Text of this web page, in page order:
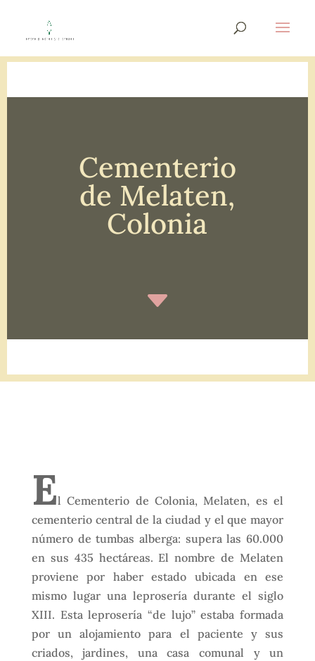
Cementerio
de Melaten,
Colonia
C
El Cementerio de Colonia, Melaten, es el
cementerio central de la ciudad y el que mayor
número de tumbas alberga: supera las 60.000
en sus 435 hectáreas. El nombre de Melaten
proviene por haber estado ubicada en ese
mismo lugar una leprosería durante el siglo
XIII. Esta leprosería “de lujo” estaba formada
por un alojamiento para el paciente y sus
criados, jardines, una casa comunal y un